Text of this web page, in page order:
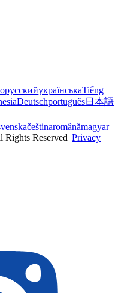
русскийукраїнськаTiếng
Deutschportuguês日本語
češtinaromânămagyar
Reserved |Privacy